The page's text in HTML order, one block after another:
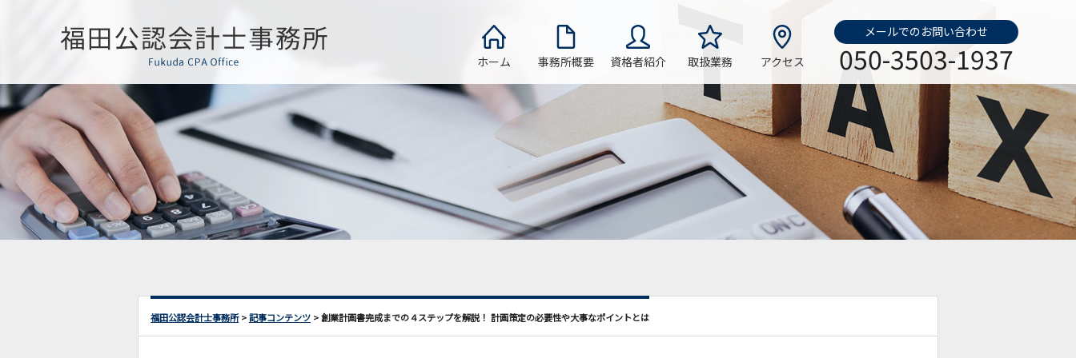
ホーム 事務所概要 資格者紹介 取扱業務 アクセス
メールでのお問い合わせ
050-3503-1937
福田公認会計士事務所>記事コンテンツ >創業計画書完成までの４ステップを解説！ 計画策定の必要性や大事なポイントとは